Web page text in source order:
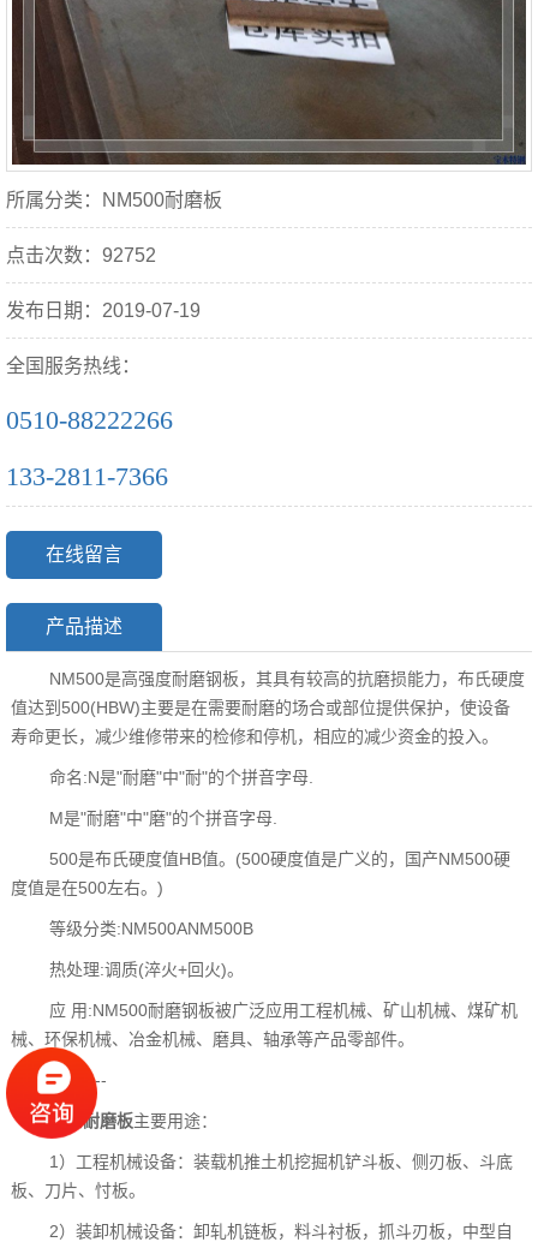
所属分类：NM500耐磨板
点击次数：92752
发布日期：2019-07-19
全国服务热线：
0510-88222266
133-2811-7366
在线留言
产品描述
NM500是高强度耐磨钢板，其具有较高的抗磨损能力，布氏硬度
值达到500(HBW)主要是在需要耐磨的场合或部位提供保护，使设备
寿命更长，减少维修带来的检修和停机，相应的减少资金的投入。
命名:N是"耐磨"中"耐"的个拼音字母.
M是"耐磨"中"磨"的个拼音字母.
500是布氏硬度值HB值。(500硬度值是广义的，国产NM500硬
度值是在500左右。)
等级分类:NM500ANM500B
热处理:调质(淬火+回火)。
应 用:NM500耐磨钢板被广泛应用工程机械、矿山机械、煤矿机
械、环保机械、冶金机械、磨具、轴承等产品零部件。
----------------
四川耐磨板主要用途：
1）工程机械设备：装载机推土机挖掘机铲斗板、侧刃板、斗底
板、刀片、忖板。
2）装卸机械设备：卸轧机链板，料斗衬板，抓斗刃板，中型自